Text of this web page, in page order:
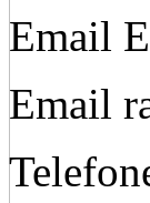
Email
Email